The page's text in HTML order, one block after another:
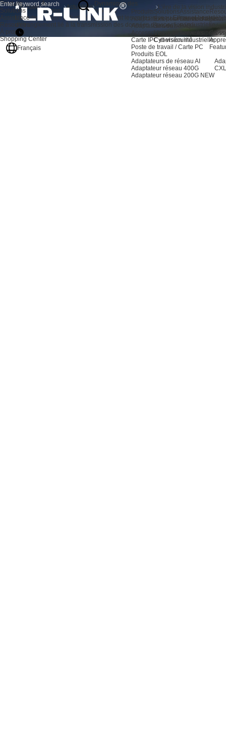
Produits
Adaptateurs pour serveurs AI
Adaptateurs de serveur
Accessoires pour serveurs
Carte IPC et vision industrielle
Poste de travail / Carte PC
Produits EOL
Adaptateurs de réseau AI
Adaptateur réseau 400G
Adaptateur réseau 200G NEW
Solutions
Extension du stockage
Serveur
Vision industrielle
Cybersécurité
Assistance
Centre
FAQ
Service après-
Video
Produits
Solutions
Assistance
Resources
À propos
Shopping Center
Français
Accueil À
propos
Actualités
Dynamique des
produits
L'ère de la vision industrielle : comment les cartes réseau Ethernet haut
d'étranglement lié à la transmission des données d'inspection industrielle